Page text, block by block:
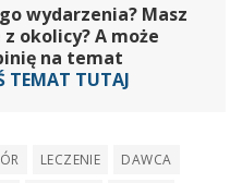
wydarzenia? Masz
okolicy? A może
na temat
TEMAT TUTAJ
LECZENIE
DAWCA